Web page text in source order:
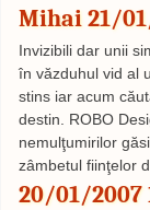
Mihai 21/
Invizibili dar unii
în văzduhul vid al
stins iar acum
destin. ROBO
nemulţumirilor
zâmbetul fiinţelor
20/01/2007